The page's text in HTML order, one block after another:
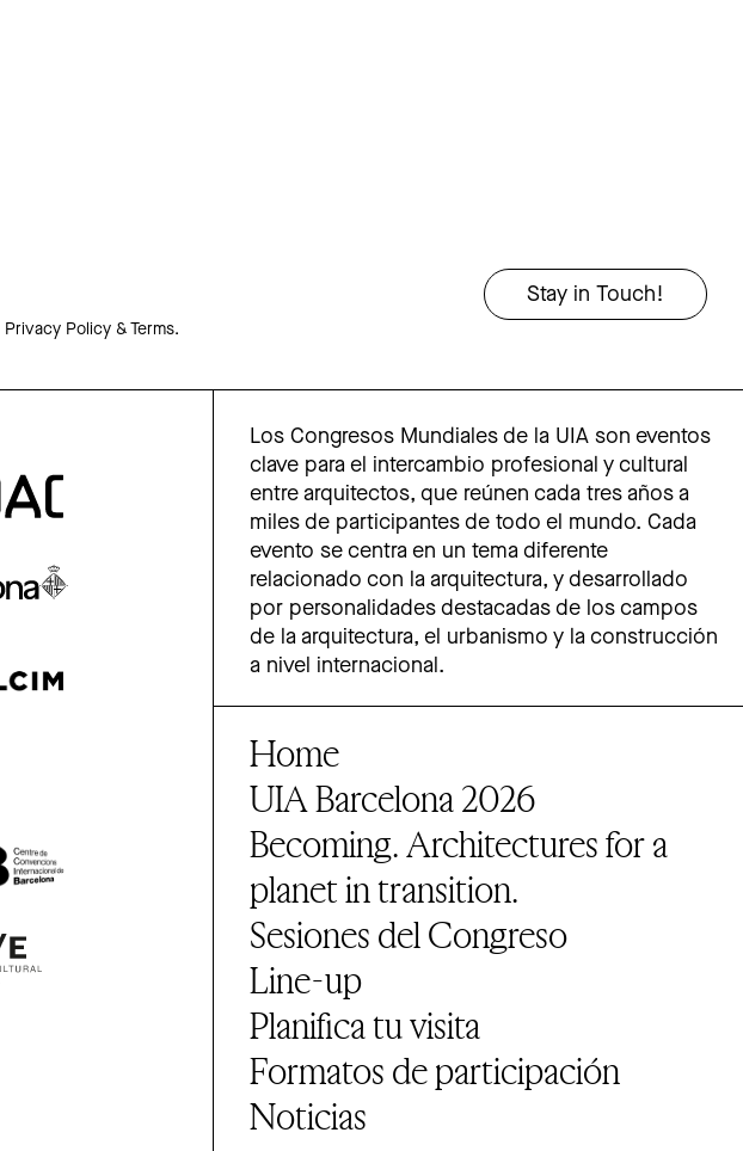
Privacy Policy & Terms.
Los Congresos Mundiales de la UIA son eventos
clave para el intercambio profesional y cultural
entre arquitectos, que reúnen cada tres años a
miles de participantes de todo el mundo. Cada
evento se centra en un tema diferente
relacionado con la arquitectura, y desarrollado
por personalidades destacadas de los campos
de la arquitectura, el urbanismo y la construcción
a nivel internacional.
Home
UIA Barcelona 2026
Becoming. Architectures for a
planet in transition.
Sesiones del Congreso
Line-up
Planifica tu visita
Formatos de participación
Noticias